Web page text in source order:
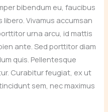
bibendum eu, faucibus
libero. Vivamus accumsan
urna arcu, id mattis
ante. Sed porttitor diam
quis. Pellentesque
Curabitur feugiat, ex ut
sem, nec maximus